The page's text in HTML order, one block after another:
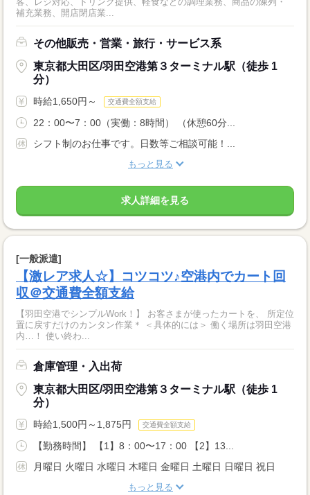
補充業務、開店閉店業...
その他販売・営業・旅行・サービス系
東京都大田区/羽田空港第３ターミナル駅（徒歩 1
分）
時給1,650円～ 交通費全額支給
22：00〜7：00（実働：8時間） （休憩60分...
シフト制のお仕事です。日数等ご相談可能！...
もっと見る
求人詳細を見る
[一般派遣]
【激レア求人☆】コツコツ♪空港内でカート回
収＠交通費全額支給
【羽田空港でシンプルWork！】 お客さまが使ったカートを、 所定位
置に戻すだけのカンタン作業＊ ＜具体的には＞ 働く場所は羽田空港
内…！ 使い終わ...
倉庫管理・入出荷
東京都大田区/羽田空港第３ターミナル駅（徒歩 1
分）
時給1,500円～1,875円 交通費全額支給
【勤務時間】 【1】8：00〜17：00 【2】13...
月曜日 火曜日 水曜日 木曜日 金曜日 土曜日 日曜日 祝日
もっと見る